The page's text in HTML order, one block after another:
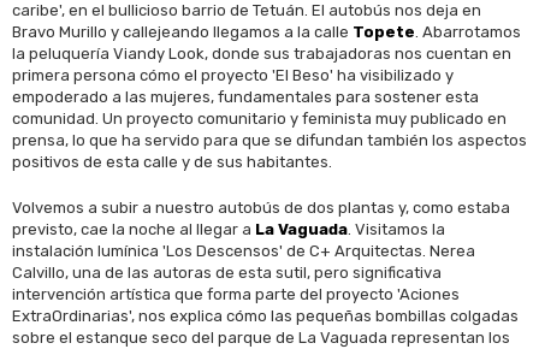
caribe', en el bullicioso barrio de Tetuán. El autobús nos deja en
Bravo Murillo y callejeando llegamos a la calle Topete. Abarrotamos
la peluquería Viandy Look, donde sus trabajadoras nos cuentan en
primera persona cómo el proyecto 'El Beso' ha visibilizado y
empoderado a las mujeres, fundamentales para sostener esta
comunidad. Un proyecto comunitario y feminista muy publicado en
prensa, lo que ha servido para que se difundan también los aspectos
positivos de esta calle y de sus habitantes.
Volvemos a subir a nuestro autobús de dos plantas y, como estaba
previsto, cae la noche al llegar a La Vaguada. Visitamos la
instalación lumínica 'Los Descensos' de C+ Arquitectas. Nerea
Calvillo, una de las autoras de esta sutil, pero significativa
intervención artística que forma parte del proyecto 'Aciones
ExtraOrdinarias', nos explica cómo las pequeñas bombillas colgadas
sobre el estanque seco del parque de La Vaguada representan los